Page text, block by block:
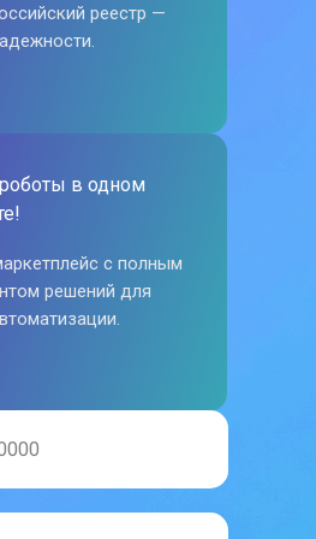
реестр —
в одном
с полным
решений для